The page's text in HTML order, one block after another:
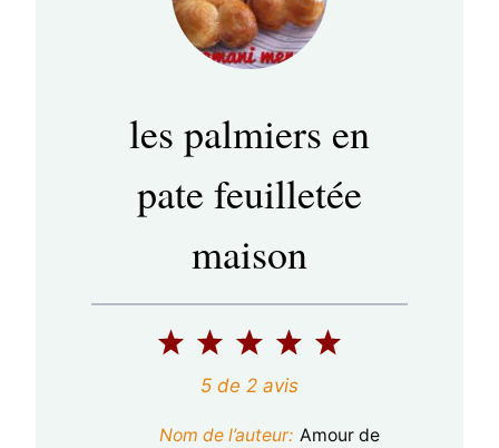
les palmiers en
pate feuilletée
maison
5
t
4
t
3
é
t
2
é
t
1
t
5de 2 avis
Nom de l’auteur: Amour de